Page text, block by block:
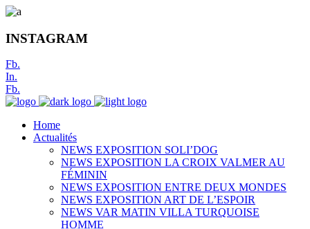
INSTAGRAM
Fb.
In.
Fb.
Home
Actualités
NEWS EXPOSITION SOLI’DOG
NEWS EXPOSITION LA CROIX VALMER AU
FÉMININ
NEWS EXPOSITION ENTRE DEUX MONDES
NEWS EXPOSITION ART DE L’ESPOIR
NEWS VAR MATIN VILLA TURQUOISE
HOMME